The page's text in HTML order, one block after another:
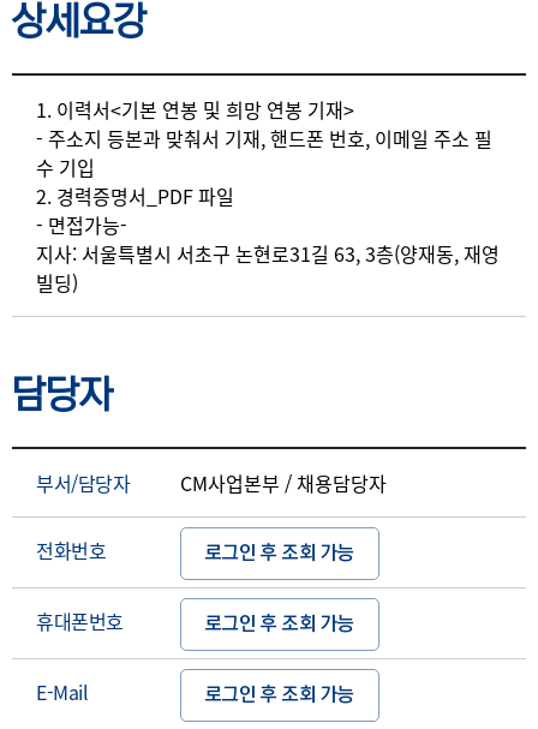
상세요강
상세요강
1. 이력서<기본 연봉 및 희망 연봉 기재>
- 주소지 등본과 맞춰서 기재, 핸드폰 번호, 이메일 주소 필
수 기입
2. 경력증명서_PDF 파일
- 면접가능-
지사: 서울특별시 서초구 논현로31길 63, 3층(양재동, 재영
빌딩)
담당자
부서/담당자 CM사업본부 / 채용담당자
전화번호 로그인 후 조회 가능
휴대폰번호 로그인 후 조회 가능
E-Mail 로그인 후 조회 가능